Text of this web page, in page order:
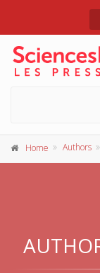
Home Authors